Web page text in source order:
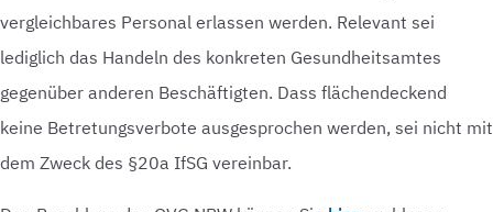
vergleichbares Personal erlassen werden. Relevant sei
lediglich das Handeln des konkreten Gesundheitsamtes
gegenüber anderen Beschäftigten. Dass flächendeckend
keine Betretungsverbote ausgesprochen werden, sei nicht mit
dem Zweck des §20a IfSG vereinbar.